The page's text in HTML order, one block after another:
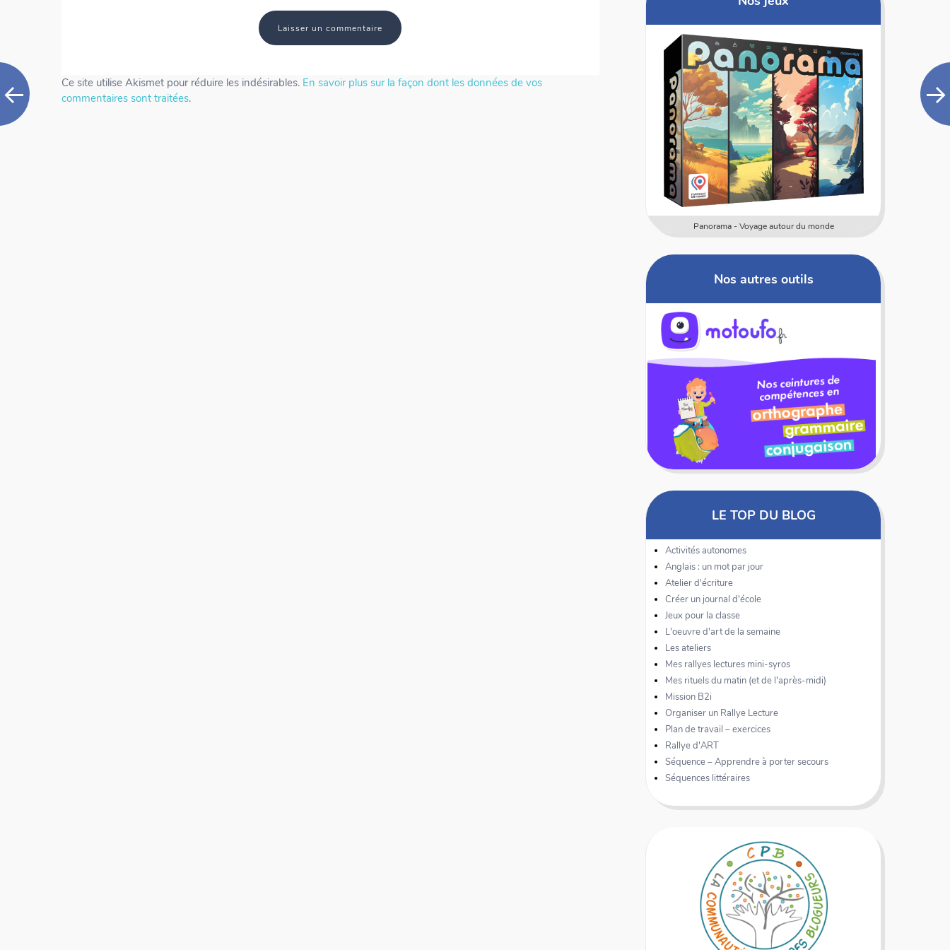
Ce site utilise Akismet pour réduire les indésirables. En savoir plus sur la façon dont les données de vos
commentaires sont traitées.
Panorama - Voyage autour du monde
Nos autres outils
LE TOP DU BLOG
Activités autonomes
Anglais : un mot par jour
Atelier d'écriture
Créer un journal d'école
Jeux pour la classe
L'oeuvre d'art de la semaine
Les ateliers
Mes rallyes lectures mini-syros
Mes rituels du matin (et de l'après-midi)
Mission B2i
Organiser un Rallye Lecture
Plan de travail – exercices
Rallye d'ART
Séquence – Apprendre à porter secours
Séquences littéraires